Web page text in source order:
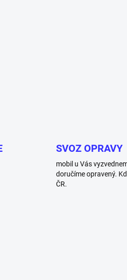
SVOZ OPRAVY
mobil u Vás
doručíme opravený.
ČR.